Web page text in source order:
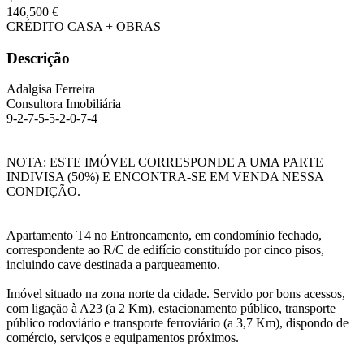
146,500 €
CRÉDITO CASA + OBRAS
Descrição
Adalgisa Ferreira
Consultora Imobiliária
9-2-7-5-5-2-0-7-4
NOTA: ESTE IMÓVEL CORRESPONDE A UMA PARTE
INDIVISA (50%) E ENCONTRA-SE EM VENDA NESSA
CONDIÇÃO.
Apartamento T4 no Entroncamento, em condomínio fechado,
correspondente ao R/C de edifício constituído por cinco pisos,
incluindo cave destinada a parqueamento.
Imóvel situado na zona norte da cidade. Servido por bons acessos,
com ligação à A23 (a 2 Km), estacionamento público, transporte
público rodoviário e transporte ferroviário (a 3,7 Km), dispondo de
comércio, serviços e equipamentos próximos.